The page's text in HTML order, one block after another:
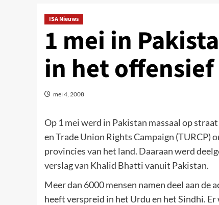
ISA Nieuws
1 mei in
in het offensief
mei 4, 2008
Op 1 mei werd in Pakistan massaal op
en Trade Union Rights Campaign
provincies van het land. Daaraan werd
verslag van Khalid Bhatti vanuit Pakistan.
Meer dan 6000 mensen namen deel aan
heeft verspreid in het Urdu en het Sindhi. Er